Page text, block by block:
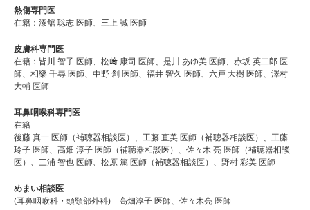
熱傷専門医
在籍：漆舘 聡志 医師、三上 誠 医師
皮膚科専門医
在籍：皆川 智子 医師、松﨑 康司 医師、是川 あゆ美 医師、赤坂 英二郎 医
師、相樂 千尋 医師、中野 創 医師、福井 智久 医師、六戸 大樹 医師、澤村
大輔 医師
耳鼻咽喉科専門医
在籍
後藤 真一 医師（補聴器相談医）、工藤 直美 医師（補聴器相談医）、工藤
玲子 医師、高畑 淳子 医師（補聴器相談医）、佐々木 亮 医師（補聴器相談
医）、三浦 智也 医師、松原 篤 医師（補聴器相談医）、野村 彩美 医師
めまい相談医
(耳鼻咽喉科・頭頸部外科) 高畑淳子 医師、佐々木亮 医師